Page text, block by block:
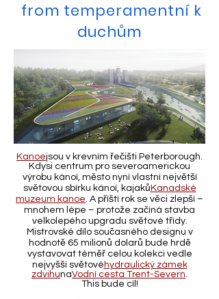
from temperamentní k
duchům
Kanoejsou v krevním řečišti Peterborough.
Kdysi centrum pro severoamerickou
výrobu kánoí, město nyní vlastní největší
světovou sbírku kánoí, kajaků Kanadské
muzeum kanoe. A příští rok se věci zlepší –
mnohem lépe – protože začíná stavba
velkolepého upgradu světové třídy.
Mistrovské dílo současného designu v
hodnotě 65 milionů dolarů bude hrdě
vystavovat téměř celou kolekci vedle
nejvyšší světové hydraulický zámek
zdvihunaVodní cesta Trent-Severn.
This bude cíl!